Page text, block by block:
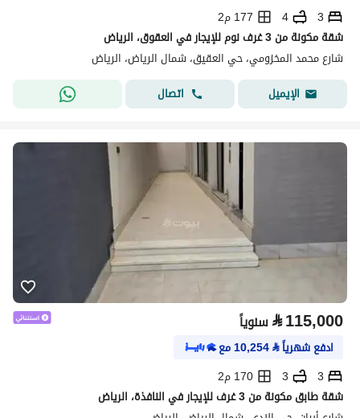
3
4
177 م2
شقة مكونة من 3 غرف نوم للإيجار في العقوق، الرياض
شارع محمد المخزومي، حي العقيق، شمال الرياض، الرياض
الإيميل
اتصال
⃁115,000 سنوياً
ادفع شهرياً⃁
10,254مع
3
3
170 م2
شقة طابق مكونة من 3 غرف للإيجار في النافذة، الرياض